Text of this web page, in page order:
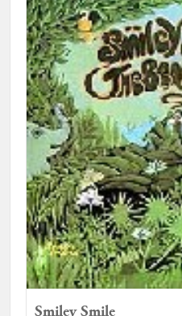
Smiley Smile